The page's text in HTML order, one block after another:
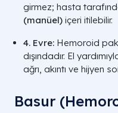
girmez; hasta
(manüel) içeri itilebilir.
4. Evre: Hemoroid
dışındadır. El
ağrı, akıntı ve hijyen
Basur